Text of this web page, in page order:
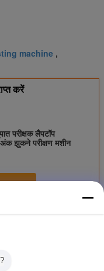
machine ,
करें
परीक्षक लैपटॉप
झुकने परीक्षण मशीन